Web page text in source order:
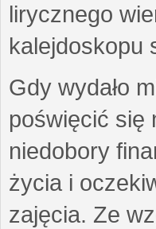
lirycznego
kalejdoskopu
Gdy wydało
poświęcić się
niedobory
życia i
zajęcia. Ze